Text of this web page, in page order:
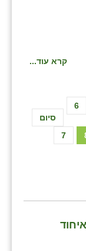
קרא עוד...
6
7
סיום